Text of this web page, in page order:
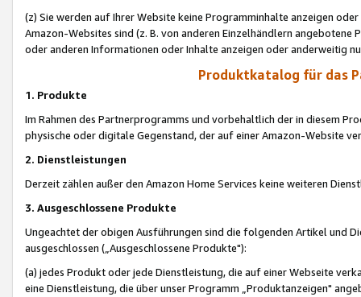
(z) Sie werden auf Ihrer Website keine Programminhalte anzeigen
Amazon-Websites sind (z. B. von anderen Einzelhändlern
oder anderen Informationen oder Inhalte anzeigen oder anderweitig
Produktkatalog für das
1. Produkte
Im Rahmen des Partnerprogramms und vorbehaltlich der in diesem
physische oder digitale Gegenstand, der auf einer Amazon-Website
2. Dienstleistungen
Derzeit zählen außer den Amazon Home Services keine weiteren
3. Ausgeschlossene Produkte
Ungeachtet der obigen Ausführungen sind die folgenden Artikel und
ausgeschlossen („Ausgeschlossene Produkte"):
(a) jedes Produkt oder jede Dienstleistung, die auf einer Webseite
eine Dienstleistung, die über unser Programm „Produktanzeigen"